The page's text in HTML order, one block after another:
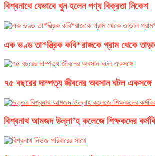
বিশ্বনাথে যেভাবে খুন হলেন পণ্য বিক্রতা নিকেশ
এক ভণ্ড তা*ন্ত্রিক কবি*রাজকে গ্রাম থেকে
৭৫ বছরের দাম্পত্য জীবনের অবসান ঘটল একসঙ্গে
বিশ্বনাথ আমজদ উল্লা’হ কলেজে শিক্ষকদের